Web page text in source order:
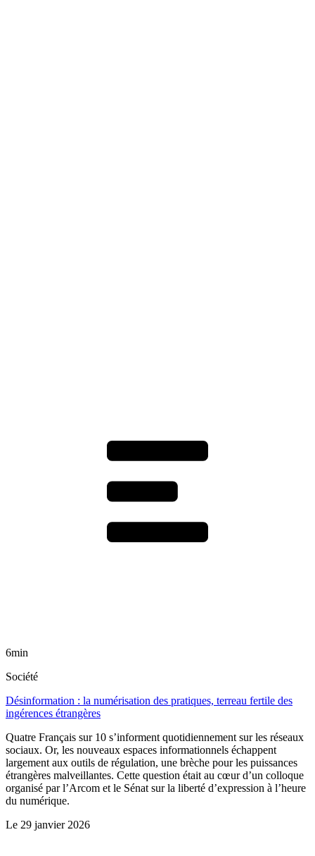
6min
Société
Désinformation : la numérisation des pratiques, terreau fertile des
ingérences étrangères
Quatre Français sur 10 s’informent quotidiennement sur les réseaux
sociaux. Or, les nouveaux espaces informationnels échappent
largement aux outils de régulation, une brèche pour les puissances
étrangères malveillantes. Cette question était au cœur d’un colloque
organisé par l’Arcom et le Sénat sur la liberté d’expression à l’heure
du numérique.
Le 29 janvier 2026